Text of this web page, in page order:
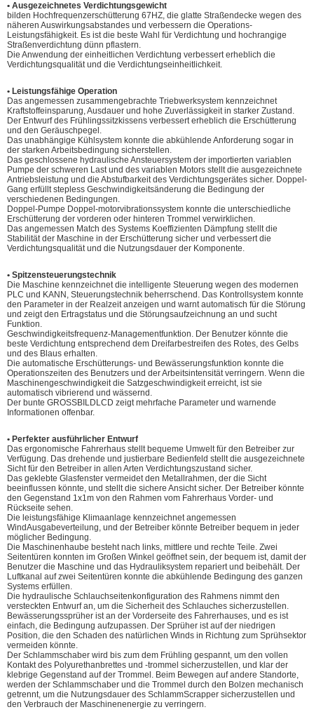
• Ausgezeichnetes Verdichtungsgewicht
bilden Hochfrequenzerschütterung 67HZ, die glatte Straßendecke wegen des
näheren Auswirkungsabstandes und verbessern die Operations-
Leistungsfähigkeit. Es ist die beste Wahl für Verdichtung und hochrangige
Straßenverdichtung dünn pflastern.
Die Anwendung der einheitlichen Verdichtung verbessert erheblich die
Verdichtungsqualität und die Verdichtungseinheitlichkeit.
• Leistungsfähige Operation
Das angemessen zusammengebrachte Triebwerksystem kennzeichnet
Kraftstoffeinsparung, Ausdauer und hohe Zuverlässigkeit in starker Zustand.
Der Entwurf des Frühlingssitzkissens verbessert erheblich die Erschütterung
und den Geräuschpegel.
Das unabhängige Kühlsystem konnte die abkühlende Anforderung sogar in
der starken Arbeitsbedingung sicherstellen.
Das geschlossene hydraulische Ansteuersystem der importierten variablen
Pumpe der schweren Last und des variablen Motors stellt die ausgezeichnete
Antriebsleistung und die Abstufbarkeit des Verdichtungsgerätes sicher. Doppel-
Gang erfüllt stepless Geschwindigkeitsänderung die Bedingung der
verschiedenen Bedingungen.
Doppel-Pumpe Doppel-motorvibrationssystem konnte die unterschiedliche
Erschütterung der vorderen oder hinteren Trommel verwirklichen.
Das angemessen Match des Systems Koeffizienten Dämpfung stellt die
Stabilität der Maschine in der Erschütterung sicher und verbessert die
Verdichtungsqualität und die Nutzungsdauer der Komponente.
• Spitzensteuerungstechnik
Die Maschine kennzeichnet die intelligente Steuerung wegen des modernen
PLC und KANN, Steuerungstechnik beherrschend. Das Kontrollsystem konnte
den Parameter in der Realzeit anzeigen und warnt automatisch für die Störung
und zeigt den Ertragstatus und die Störungsaufzeichnung an und sucht
Funktion.
Geschwindigkeitsfrequenz-Managementfunktion. Der Benutzer könnte die
beste Verdichtung entsprechend dem Dreifarbestreifen des Rotes, des Gelbs
und des Blaus erhalten.
Die automatische Erschütterungs- und Bewässerungsfunktion konnte die
Operationszeiten des Benutzers und der Arbeitsintensität verringern. Wenn die
Maschinengeschwindigkeit die Satzgeschwindigkeit erreicht, ist sie
automatisch vibrierend und wässernd.
Der bunte GROSSBILDLCD zeigt mehrfache Parameter und warnende
Informationen offenbar.
• Perfekter ausführlicher Entwurf
Das ergonomische Fahrerhaus stellt bequeme Umwelt für den Betreiber zur
Verfügung. Das drehende und justierbare Bedienfeld stellt die ausgezeichnete
Sicht für den Betreiber in allen Arten Verdichtungszustand sicher.
Das geklebte Glasfenster vermeidet den Metallrahmen, der die Sicht
beeinflussen könnte, und stellt die sichere Ansicht sicher. Der Betreiber könnte
den Gegenstand 1x1m von den Rahmen vom Fahrerhaus Vorder- und
Rückseite sehen.
Die leistungsfähige Klimaanlage kennzeichnet angemessen
WindAusgabeverteilung, und der Betreiber könnte Betreiber bequem in jeder
möglicher Bedingung.
Die Maschinenhaube besteht nach links, mittlere und rechte Teile. Zwei
Seitentüren konnten im Großen Winkel geöffnet sein, der bequem ist, damit der
Benutzer die Maschine und das Hydrauliksystem repariert und beibehält. Der
Luftkanal auf zwei Seitentüren konnte die abkühlende Bedingung des ganzen
Systems erfüllen.
Die hydraulische Schlauchseitenkonfiguration des Rahmens nimmt den
versteckten Entwurf an, um die Sicherheit des Schlauches sicherzustellen.
Bewässerungssprüher ist an der Vorderseite des Fahrerhauses, und es ist
einfach, die Bedingung aufzupassen. Der Sprüher ist auf der niedrigen
Position, die den Schaden des natürlichen Winds in Richtung zum Sprühsektor
vermeiden könnte.
Der Schlammschaber wird bis zum dem Frühling gespannt, um den vollen
Kontakt des Polyurethanbrettes und -trommel sicherzustellen, und klar der
klebrige Gegenstand auf der Trommel. Beim Bewegen auf andere Standorte,
werden der Schlammschaber und die Trommel durch den Bolzen mechanisch
getrennt, um die Nutzungsdauer des SchlammScrapper sicherzustellen und
den Verbrauch der Maschinenenergie zu verringern.